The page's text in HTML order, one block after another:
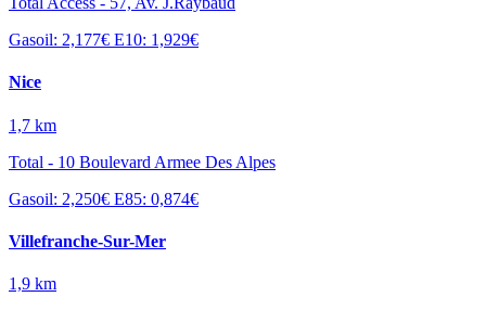
Gasoil: 2,177€ E10: 1,929€
Nice
1,7 km
Total - 10 Boulevard Armee Des Alpes
Gasoil: 2,250€ E85: 0,874€
Villefranche-Sur-Mer
1,9 km